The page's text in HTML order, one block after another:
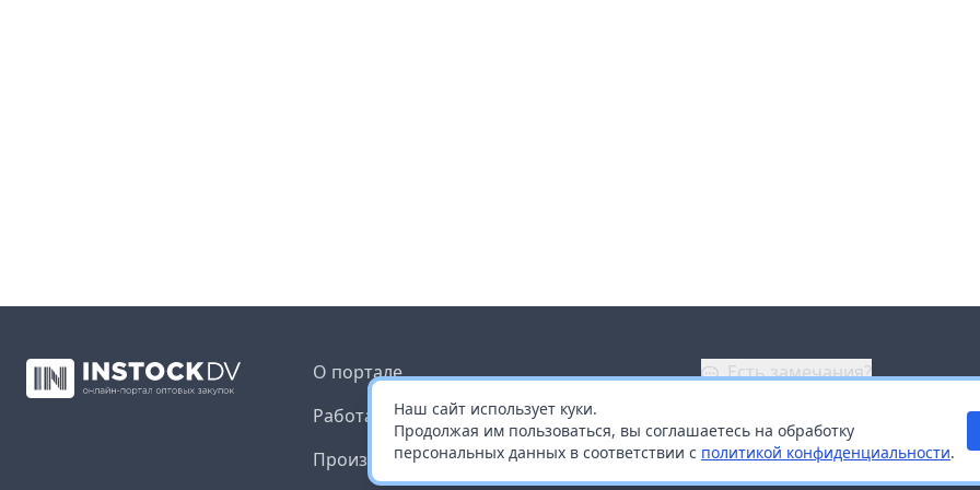
Наш сайт использует куки.
Продолжая им пользоваться, вы соглашаетесь на обработку
персональных данных в соответствии с политикой конфиденциальности.
О портале
Работа с платформой
Производителям и дистрибьюторам
Есть замечания?
Заказать звонок